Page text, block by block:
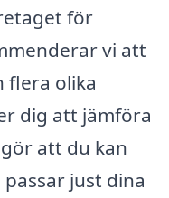
för
vi att
flera olika
dig att jämföra
att du kan
just dina